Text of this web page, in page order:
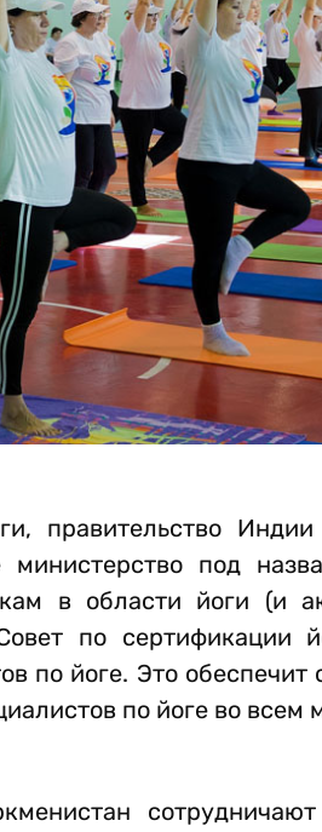
правительство
под
в области йоги
по сертификации
по йоге. Это обеспечит
по йоге во всем